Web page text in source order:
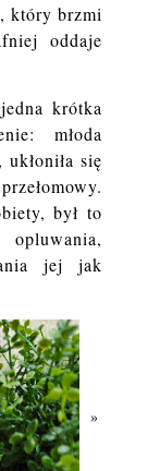
który brzmi
oddaje
krótka
młoda
się
był to
jej jak